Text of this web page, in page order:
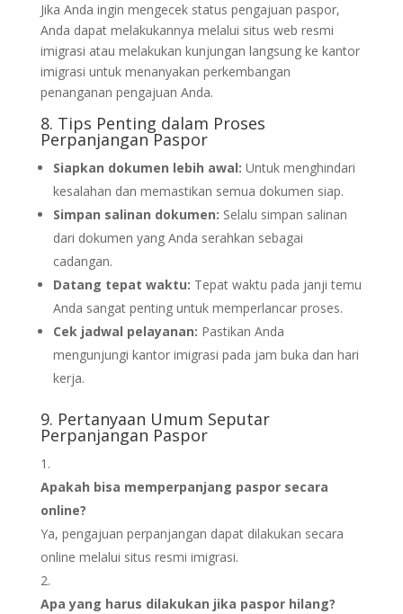
Jika Anda ingin mengecek status pengajuan paspor,
Anda dapat melakukannya melalui situs web resmi
imigrasi atau melakukan kunjungan langsung ke kantor
imigrasi untuk menanyakan perkembangan
penanganan pengajuan Anda.
8. Tips Penting dalam Proses
Perpanjangan Paspor
Siapkan dokumen lebih awal: Untuk menghindari
kesalahan dan memastikan semua dokumen siap.
Simpan salinan dokumen: Selalu simpan salinan
dari dokumen yang Anda serahkan sebagai
cadangan.
Datang tepat waktu: Tepat waktu pada janji temu
Anda sangat penting untuk memperlancar proses.
Cek jadwal pelayanan: Pastikan Anda
mengunjungi kantor imigrasi pada jam buka dan hari
kerja.
9. Pertanyaan Umum Seputar
Perpanjangan Paspor
Apakah bisa memperpanjang paspor secara
online?
Ya, pengajuan perpanjangan dapat dilakukan secara
online melalui situs resmi imigrasi.
Apa yang harus dilakukan jika paspor hilang?